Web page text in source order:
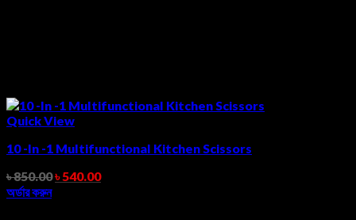
Quick View
10 -In -1 Multifunctional Kitchen Scissors
৳850.00৳540.00
অর্ডার করুন